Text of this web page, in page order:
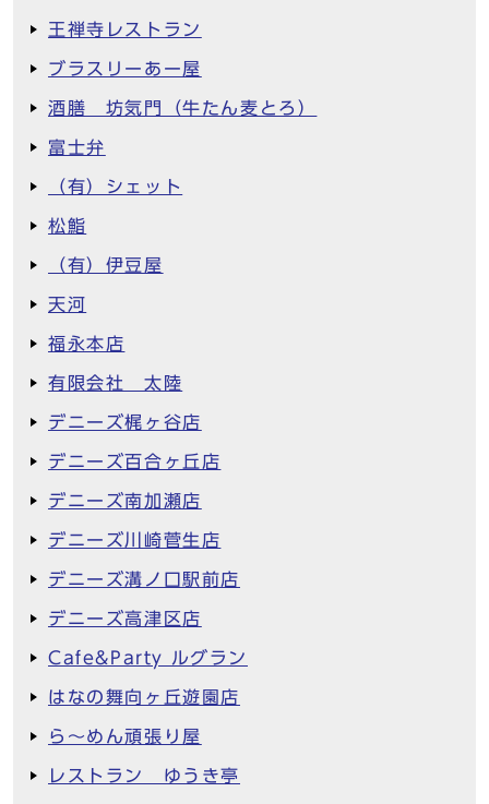
王禅寺レストラン
ブラスリーあー屋
酒膳 坊気門（牛たん麦とろ）
富士弁
（有）シェット
松鮨
（有）伊豆屋
天河
福永本店
有限会社 太陸
デニーズ梶ヶ谷店
デニーズ百合ヶ丘店
デニーズ南加瀬店
デニーズ川崎菅生店
デニーズ溝ノ口駅前店
デニーズ高津区店
Cafe&Party ルグラン
はなの舞向ヶ丘遊園店
ら～めん頑張り屋
レストラン ゆうき亭